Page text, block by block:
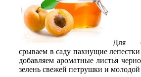
Для
срываем в саду пахнущие
добавляем ароматные листья
зелень свежей петрушки и